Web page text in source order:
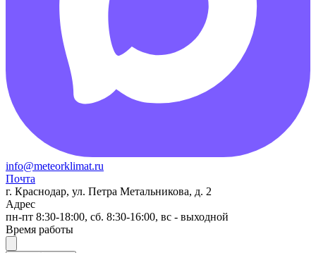
info@meteorklimat.ru
Почта
г. Краснодар, ул. Петра Метальникова, д. 2
Адрес
пн-пт 8:30-18:00, сб. 8:30-16:00, вс - выходной
Время работы